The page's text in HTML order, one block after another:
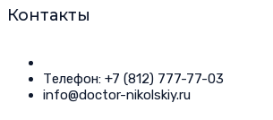
Контакты
Телефон: +7 (812) 777-77-03
info@doctor-nikolskiy.ru